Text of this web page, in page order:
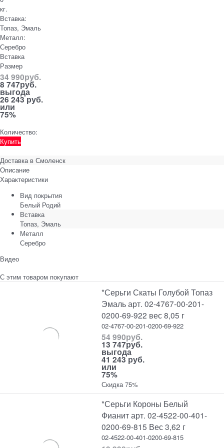
кг.
Вставка:
Топаз, Эмаль
Металл:
Серебро
Вставка
Размер
34 990руб.
8 747руб.
выгода
26 243 руб.
или
75%
Количество:
Купить
Доставка в Смоленск
Описание
Характеристики
Вид покрытия
Белый Родий
Вставка
Топаз, Эмаль
Металл
Серебро
Видео
С этим товаром покупают
*Серьги Скаты Голубой Топаз
Эмаль арт. 02-4767-00-201-
0200-69-922 вес 8,05 г
02-4767-00-201-0200-69-922
54 990руб.
13 747руб.
выгода
41 243 руб.
или
75%
Скидка 75%
*Серьги Короны Белый
Фианит арт. 02-4522-00-401-
0200-69-815 Вес 3,62 г
02-4522-00-401-0200-69-815